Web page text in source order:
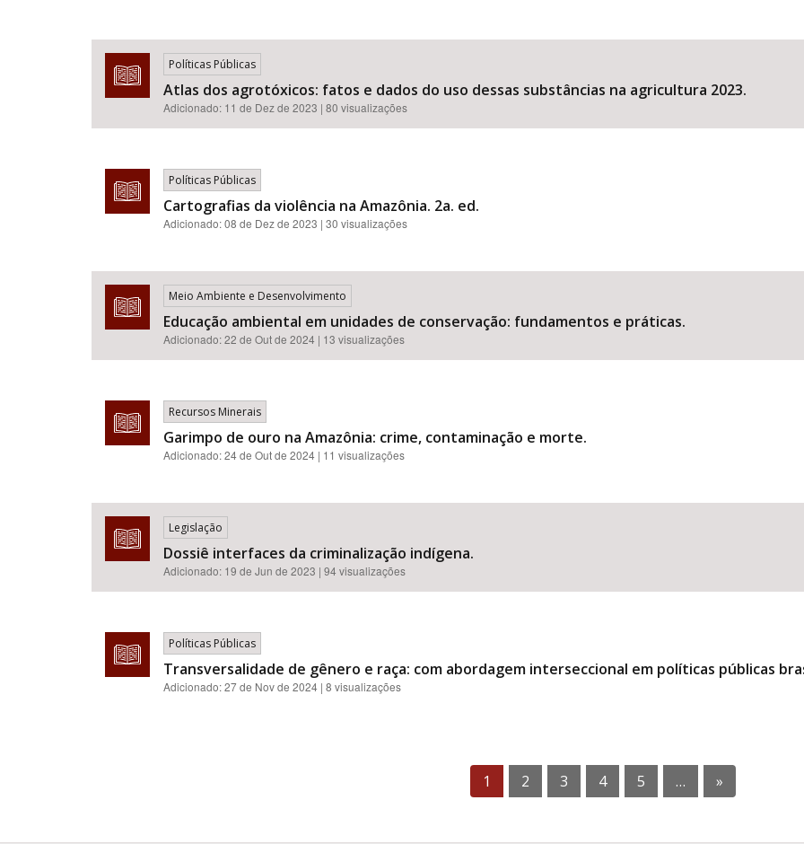
Políticas Públicas
Atlas dos agrotóxicos: fatos e dados do uso dessas substâncias na agricultura 2023.
Adicionado: 11 de Dez de 2023 | 80 visualizações
Políticas Públicas
Cartografias da violência na Amazônia. 2a. ed.
Adicionado:08 de Dez de 2023 | 30 visualizações
Meio Ambiente e Desenvolvimento
Educação ambiental em unidades de conservação: fundamentos e práticas.
Adicionado:22 de Out de 2024 | 13 visualizações
Recursos Minerais
Garimpo de ouro na Amazônia: crime, contaminação e morte.
Adicionado:24 de Out de 2024 | 11 visualizações
Legislação
Dossiê interfaces da criminalização indígena.
Adicionado: 19 de Jun de 2023 | 94 visualizações
Políticas Públicas
Transversalidade de gênero e raça: com abordagem interseccional em políticas públicas
Adicionado:27 de Nov de 2024 | 8 visualizações
1 2 3 4 5 … »